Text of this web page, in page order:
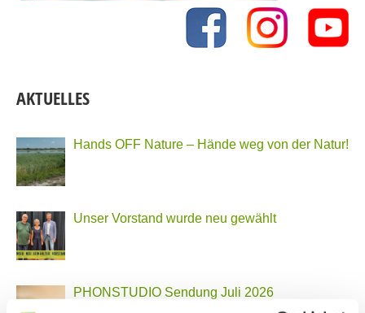
AKTUELLES
Hands OFF Nature – Hände weg von der Natur!
Unser Vorstand wurde neu gewählt
PHONSTUDIO Sendung Juli 2026